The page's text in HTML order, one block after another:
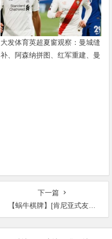
大发体育英超夏窗观察：曼城缝
补、阿森纳拼图、红军重建、曼
下一篇
【蜗牛棋牌】[肯尼亚式友谊][HD-MP4/1.5G][中文字幕][1080P][多国合拍女同入围戛纳]